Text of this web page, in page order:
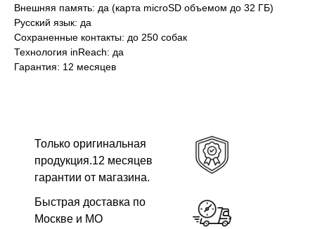
Внешняя память: да (карта microSD объемом до 32 ГБ)
Русский язык: да
Сохраненные контакты: до 250 собак
Технология inReach: да
Гарантия: 12 месяцев
Быстрая доставка по
Москве и МО
Только оригинальная
продукция.12 месяцев
гарантии от магазина.